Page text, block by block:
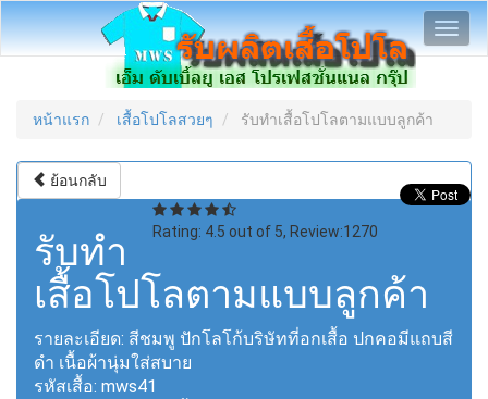
หน้าแรก เสื้อโปโลสวยๆ รับทำเสื้อโปโลตามแบบลูกค้า
ย้อนกลับ
Rating: 4.5 out of 5, Review:1270
รับทำ
เสื้อโปโลตามแบบลูกค้า
รายละเอียด: สีชมพู ปักโลโก้บริษัทที่อกเสื้อ ปกคอมีแถบสี
ดำ เนื้อผ้านุ่มใส่สบาย
รหัสเสื้อ: mws41